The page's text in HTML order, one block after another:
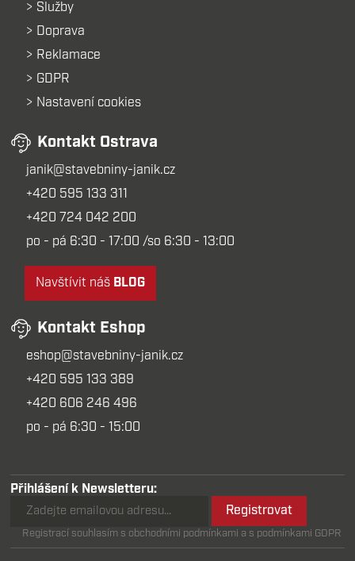
Služby
Doprava
Reklamace
GDPR
Nastavení cookies
Kontakt Ostrava
janik@stavebniny-janik.cz
+420 595 133 311
+420 724 042 200
po - pá 6:30 - 17:00 /so 6:30 - 13:00
Navštívit náš BLOG
Kontakt Eshop
eshop@stavebniny-janik.cz
+420 595 133 389
+420 606 246 496
po - pá 6:30 - 15:00
Přihlášení k Newsletteru:
Registrovat
Registrací souhlasím s obchodními podmínkami a s podmínkami GDPR